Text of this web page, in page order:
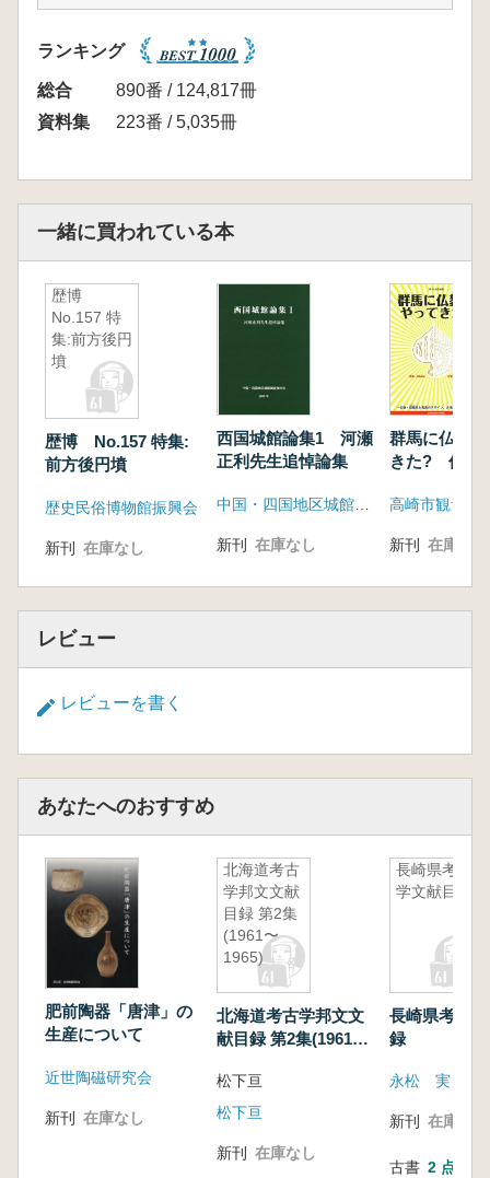
中 勇樹 「宇摩向山古墳の発掘調査成果と宇
摩の終末期古墳」
ランキング
総合
890番 / 124,817冊
資料集
223番 / 5,035冊
一緒に買われている本
歴博
No.157 特
集:前方後円
墳
歴博 No.157 特集:
前方後円墳
歴史民俗博物館振興会
新刊 在庫なし
西国城館論集1 河瀬
正利先生追悼論集
新刊 在庫なし
群馬に仏教
きた? 仏像
ン、古墳か
新刊 在庫なし
レビュー
レビューを書く
あなたへのおすすめ
肥前陶器「唐津」の
生産について
近世陶磁研究会
新刊 在庫なし
北海道考古
学邦文文献
目録 第2集
(1961〜
1965)
北海道考古学邦文文
献目録 第2集(1961〜
松下亘
松下亘
新刊 在庫なし
長崎県考古
学文献目録
長崎県考古
録
永松 実
新刊 在庫なし
古書 2 点